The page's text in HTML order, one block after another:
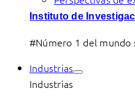
Instituto de
#Número 1 del mundo
Industrias
Industrias